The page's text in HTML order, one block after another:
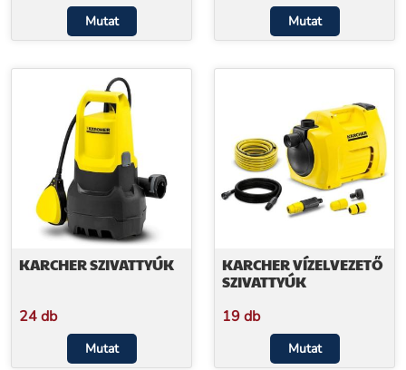
Mutat Mutat
KARCHER SZIVATTYÚK
24 db
Mutat
KARCHER VÍZELVEZETŐ
SZIVATTYÚK
19 db
Mutat